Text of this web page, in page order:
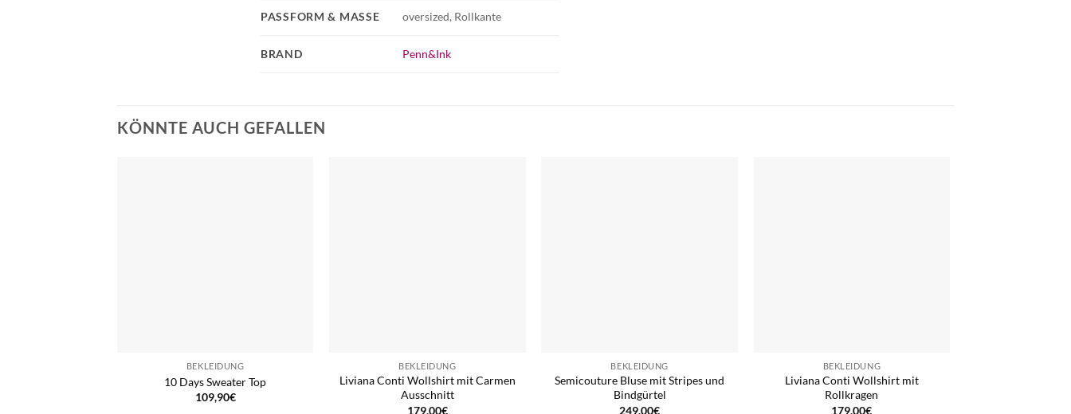
BRAND Penn&Ink
PASSFORM & MASSE oversized, Rollkante
KÖNNTE AUCH GEFALLEN
BEKLEIDUNG
10 Days Sweater Top
109,90€
BEKLEIDUNG
Liviana Conti Wollshirt mit Carmen
Ausschnitt
179,00€
BEKLEIDUNG
Semicouture Bluse mit Stripes und
Bindgürtel
249,00€
BEKLEIDUNG
Liviana Conti Wollshirt mit
Rollkragen
179,00€